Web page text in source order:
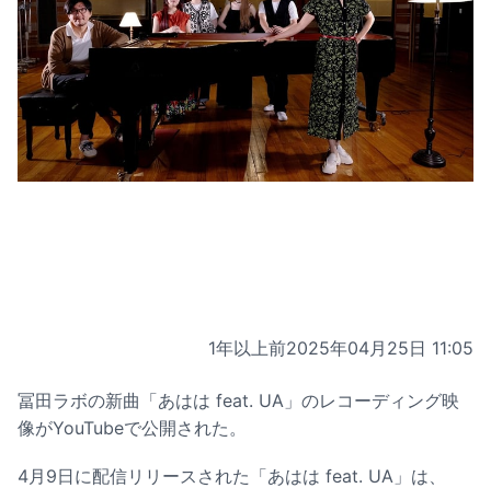
1年以上前2025年04月25日 11:05
冨田ラボの新曲「あはは feat. UA」のレコーディング映
像がYouTubeで公開された。
4月9日に配信リリースされた「あはは feat. UA」は、